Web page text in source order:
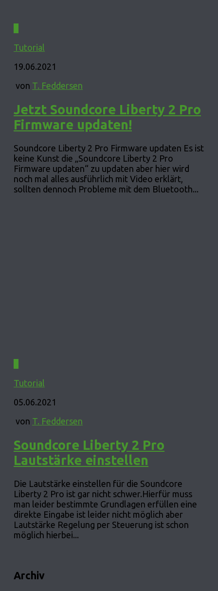
Tutorial
19.06.2021
von T. Feddersen
Jetzt Soundcore Liberty 2 Pro
Firmware updaten!
Soundcore Liberty 2 Pro Firmware updaten Es ist
keine Kunst die „Soundcore Liberty 2 Pro
Firmware updaten“ zu updaten aber hier wird
noch mal alles ausführlich mit Video erklärt,
sollten dennoch Probleme mit dem Bluetooth...
Tutorial
05.06.2021
von T. Feddersen
Soundcore Liberty 2 Pro
Lautstärke einstellen
Die Lautstärke einstellen für die Soundcore
Liberty 2 Pro ist gar nicht schwer.Hierfür muss
man leider bestimmte Grundlagen erfüllen eine
direkte Eingabe ist leider nicht möglich aber
Lautstärke Regelung per Steuerung ist schon
möglich hierbei...
Archiv